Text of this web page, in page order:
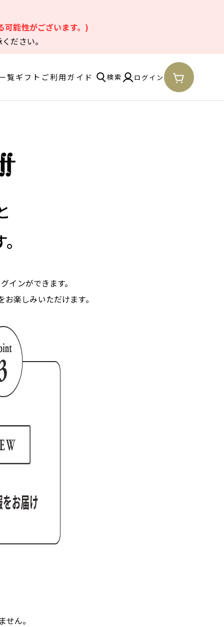
可能性がございます。)
ださい。
覧ギフト ご利用ガイド 検索 ログイン
インができます。
楽しみいただけます。
ん。